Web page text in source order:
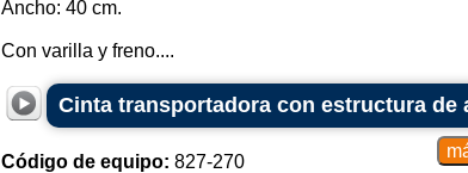
Ancho: 40 cm.
Con varilla y freno....
Cinta transportadora con estructura de
Código de equipo: 827-270